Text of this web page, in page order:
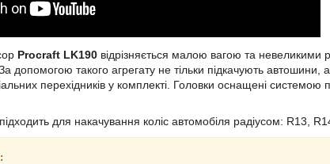
Procraft LK190 відрізняється малою вагою та
допомогою такого агрегату не тільки підкачують автошини,
перехідників у комплекті. Головки оснащені
для накачування коліс автомобіля радіусом: R13,